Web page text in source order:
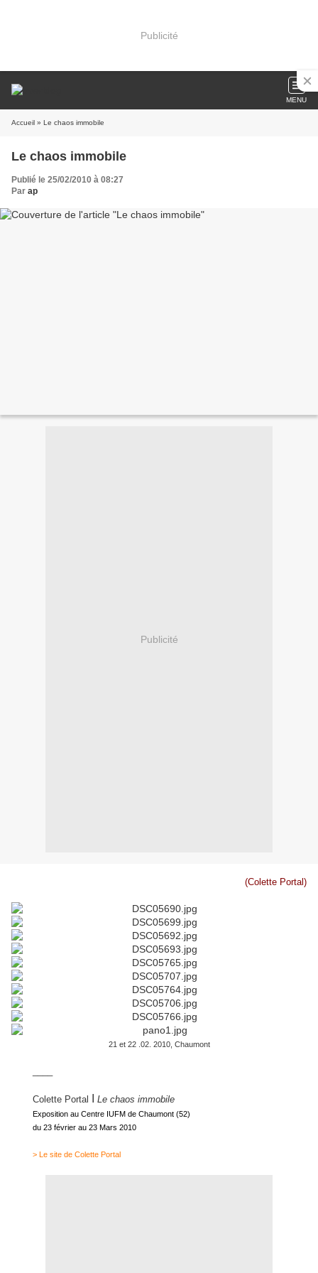
Publicité
MENU
Accueil » Le chaos immobile
Le chaos immobile
Publié le 25/02/2010 à 08:27
Par ap
Publicité
(Colette Portal)
21 et 22 .02. 2010, Chaumont
Colette Portal Le chaos immobile
Exposition au Centre IUFM de Chaumont (52)
du 23 février au 23 Mars 2010
> Le site de Colette Portal